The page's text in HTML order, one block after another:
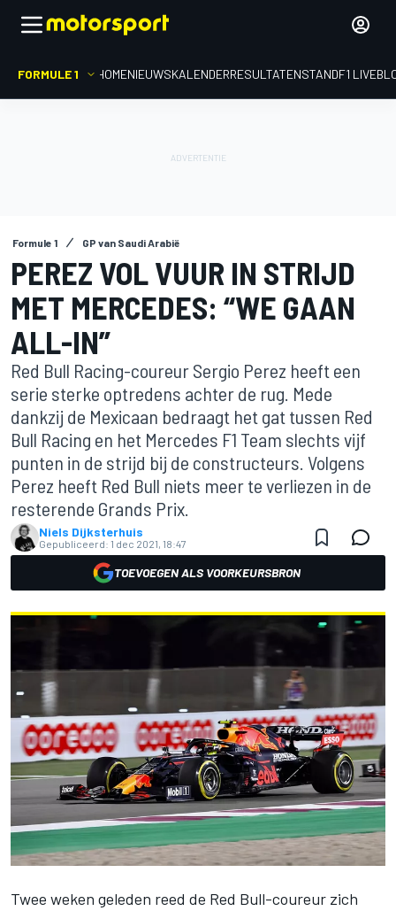
FORMULE 1 HOMENIEUWSKALENDERRESULTATENSTANDF1
Formule 1 GP van Saudi Arabië
PEREZ VOL VUUR IN STRIJD
MET MERCEDES: “WE GAAN
ALL-IN”
Red Bull Racing-coureur Sergio Perez heeft een
serie sterke optredens achter de rug. Mede
dankzij de Mexicaan bedraagt het gat tussen Red
Bull Racing en het Mercedes F1 Team slechts vijf
punten in de strijd bij de constructeurs. Volgens
Perez heeft Red Bull niets meer te verliezen in de
resterende Grands Prix.
Niels Dijksterhuis
Gepubliceerd: 1 dec 2021, 18:47
TOEVOEGEN ALS VOORKEURSBRON
Twee weken geleden reed de Red Bull-coureur zich